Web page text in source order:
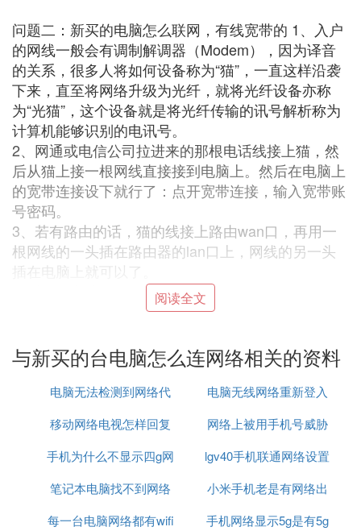
问题二：新买的电脑怎么联网，有线宽带的 1、入户
的网线一般会有调制解调器（Modem），因为译音
的关系，很多人将如何设备称为“猫”，一直这样沿袭
下来，直至将网络升级为光纤，就将光纤设备亦称
为“光猫”，这个设备就是将光纤传输的讯号解析称为
计算机能够识别的电讯号。
2、网通或电信公司拉进来的那根电话线接上猫，然
后从猫上接一根网线直接接到电脑上。然后在电脑上
的宽带连接设下就行了：点开宽带连接，输入宽带账
号密码。
3、若有路由的话，猫的线接上路由wan口，再用一
根网线的一头插在路由器的lan口上，网线的另一头
插在电脑上就可以了。
然后打开电脑的IE，在地址栏输入192.168.1.1，如果
这个IP不通的话就输入192.168.0.1，一般都是这两个
还不行的话看看说明书就好了，不同的路由都是不一
样的设置的)，然后输入登录路由的用户名和密码，
都是admin，默认的。这样就进入了路由器的设置，
给的上网用户名和密码，保存就行了（如果别的设置
看不明白的话就都不用动，如果路由不带无线，那么
的，这样在电脑就不用设置IP，自动获取IP地址就可
以了，如果不明白这些可以忽略别看）。
阅读全文
与新买的台电脑怎么连网络相关的资料
电脑无法检测到网络代
理
电脑无线网络重新登入
移动网络电视怎样回复
原来模式
网络上被用手机号威胁
怎么办
手机为什么不显示四g网
络怎么回事啊
lgv40手机联通网络设置
笔记本电脑找不到网络
适配器怎么办
小米手机老是有网络出
现问题
每一台电脑网络都有wifi
手机网络显示5g是有5g